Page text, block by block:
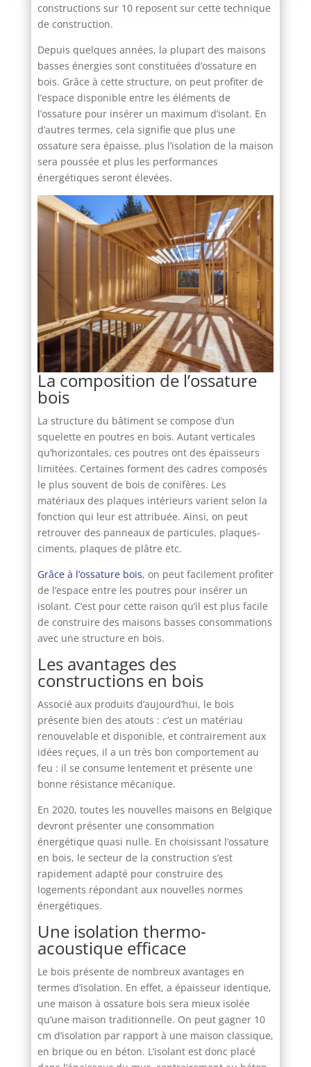
constructions sur 10 reposent sur cette technique
de construction.
Depuis quelques années, la plupart des maisons
basses énergies sont constituées d’ossature en
bois. Grâce à cette structure, on peut profiter de
l’espace disponible entre les éléments de
l’ossature pour insérer un maximum d’isolant. En
d’autres termes, cela signifie que plus une
ossature sera épaisse, plus l’isolation de la maison
sera poussée et plus les performances
énergétiques seront élevées.
La composition de l’ossature
bois
La structure du bâtiment se compose d’un
squelette en poutres en bois. Autant verticales
qu’horizontales, ces poutres ont des épaisseurs
limitées. Certaines forment des cadres composés
le plus souvent de bois de conifères. Les
matériaux des plaques intérieurs varient selon la
fonction qui leur est attribuée. Ainsi, on peut
retrouver des panneaux de particules, plaques-
ciments, plaques de plâtre etc.
Grâce à l’ossature bois, on peut facilement profiter
de l’espace entre les poutres pour insérer un
isolant. C’est pour cette raison qu’il est plus facile
de construire des maisons basses consommations
avec une structure en bois.
Les avantages des
constructions en bois
Associé aux produits d’aujourd’hui, le bois
présente bien des atouts : c’est un matériau
renouvelable et disponible, et contrairement aux
idées reçues, il a un très bon comportement au
feu : il se consume lentement et présente une
bonne résistance mécanique.
En 2020, toutes les nouvelles maisons en Belgique
devront présenter une consommation
énergétique quasi nulle. En choisissant l’ossature
en bois, le secteur de la construction s’est
rapidement adapté pour construire des
logements répondant aux nouvelles normes
énergétiques.
Une isolation thermo-
acoustique efficace
Le bois présente de nombreux avantages en
termes d’isolation. En effet, a épaisseur identique,
une maison à ossature bois sera mieux isolée
qu’une maison traditionnelle. On peut gagner 10
cm d’isolation par rapport à une maison classique,
en brique ou en béton. L’isolant est donc placé